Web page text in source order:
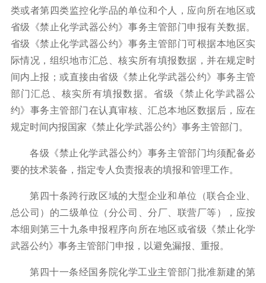
类或者第四类监控化学品的单位和个人，应向所在地区或
省级《禁止化学武器公约》事务主管部门申报有关数据。
省级《禁止化学武器公约》事务主管部门可根据本地区实
际情况，组织地市汇总、核实所有填报数据，并在规定时
间内上报；或直接由省级《禁止化学武器公约》事务主管
部门汇总、核实所有填报数据。省级《禁止化学武器公
约》事务主管部门在认真审核、汇总本地区数据后，应在
规定时间内报国家《禁止化学武器公约》事务主管部门。
各级《禁止化学武器公约》事务主管部门均须配备必
要的技术装备，指定专人负责报表的填报和管理工作。
第四十条跨行政区域的大型企业和单位（联合企业、
总公司）的二级单位（分公司、分厂、联营厂等），应按
本细则第三十九条申报程序向所在地区或省级《禁止化学
武器公约》事务主管部门申报，以避免漏报、重报。
第四十一条经国务院化学工业主管部门批准新建的第